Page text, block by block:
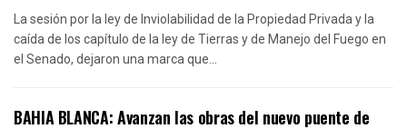
La sesión por la ley de Inviolabilidad de la Propiedad Privada y la
caída de los capítulo de la ley de Tierras y de Manejo del Fuego en
el Senado, dejaron una marca que...
BAHIA BLANCA: Avanzan las obras del nuevo puente de